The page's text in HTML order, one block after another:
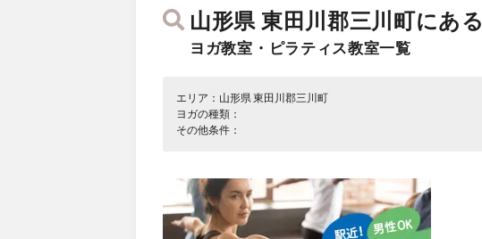
山形県 東田川郡三川町にある
ヨガ教室・ピラティス教室一覧
エリア：山形県 東田川郡三川町
ヨガの種類：
その他条件：